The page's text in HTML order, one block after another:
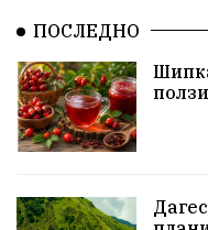
партии земеделие
прозрачност
Родина енергия
закон съдебна
ПОСЛЕДНО
ползи